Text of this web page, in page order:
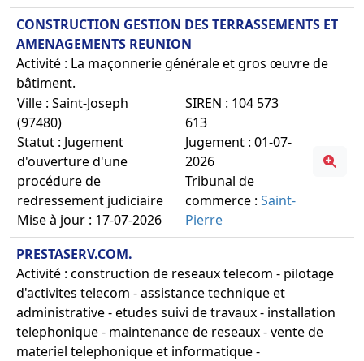
CONSTRUCTION GESTION DES TERRASSEMENTS ET
AMENAGEMENTS REUNION
Activité : La maçonnerie générale et gros œuvre de
bâtiment.
Ville : Saint-Joseph
(97480)
Statut : Jugement
d'ouverture d'une
procédure de
redressement judiciaire
Mise à jour : 17-07-2026
SIREN : 104 573
613
Jugement : 01-07-
2026
Tribunal de
commerce :Saint-
Pierre
PRESTASERV.COM.
Activité : construction de reseaux telecom - pilotage
d'activites telecom - assistance technique et
administrative - etudes suivi de travaux - installation
telephonique - maintenance de reseaux - vente de
materiel telephonique et informatique -